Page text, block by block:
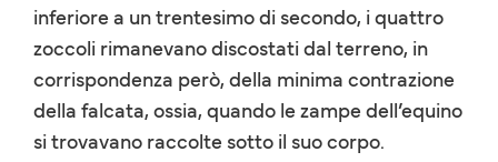
inferiore a un trentesimo di secondo, i quattro
zoccoli rimanevano discostati dal terreno, in
corrispondenza però, della minima contrazione
della falcata, ossia, quando le zampe dell’equino
si trovavano raccolte sotto il suo corpo.